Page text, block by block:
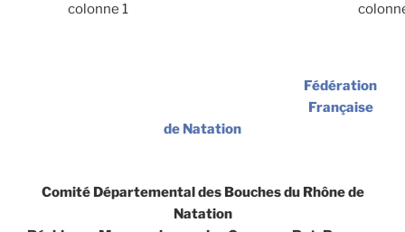
colonne 1
Fédération
Française
de Natation
Comité Départemental des Bouches du Rhône de
Natation